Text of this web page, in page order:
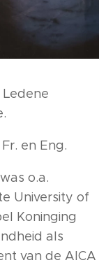
en Eng.
o.a.
University of
Koninging
als
van de AICA